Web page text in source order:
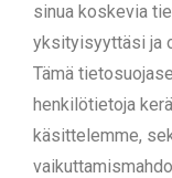
sinua koskevia
yksityisyyttäsi ja
Tämä
henkilötietoja
käsittelemme,